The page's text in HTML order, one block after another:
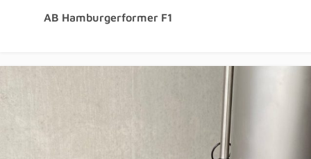
AB Hamburgerformer F1